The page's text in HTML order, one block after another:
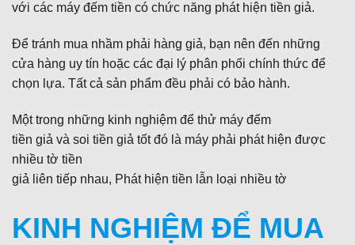
với các máy đếm tiền có chức năng phát hiện tiền giả.
Để tránh mua nhầm phải hàng giả, bạn nên đến những
cửa hàng uy tín hoặc các đại lý phân phối chính thức để
chọn lựa. Tất cả sản phẩm đều phải có bảo hành.
Một trong những kinh nghiệm để thử máy đếm
tiền giả và soi tiền giả tốt đó là máy phải phát hiện được
nhiều tờ tiền
giả liên tiếp nhau, Phát hiện tiền lẫn loại nhiều tờ
KINH NGHIỆM ĐỂ MUA